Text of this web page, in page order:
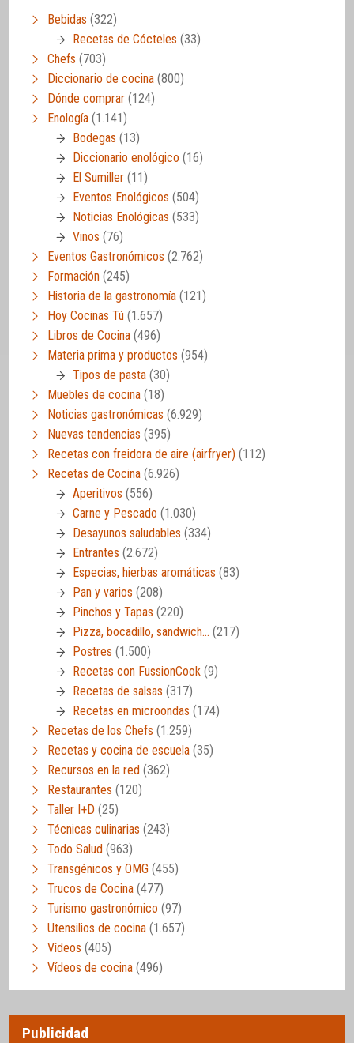
Bebidas (322)
Recetas de Cócteles (33)
Chefs (703)
Diccionario de cocina (800)
Dónde comprar (124)
Enología (1.141)
Bodegas (13)
Diccionario enológico (16)
El Sumiller (11)
Eventos Enológicos (504)
Noticias Enológicas (533)
Vinos (76)
Eventos Gastronómicos (2.762)
Formación (245)
Historia de la gastronomía (121)
Hoy Cocinas Tú (1.657)
Libros de Cocina (496)
Materia prima y productos (954)
Tipos de pasta (30)
Muebles de cocina (18)
Noticias gastronómicas (6.929)
Nuevas tendencias (395)
Recetas con freidora de aire (airfryer) (112)
Recetas de Cocina (6.926)
Aperitivos (556)
Carne y Pescado (1.030)
Desayunos saludables (334)
Entrantes (2.672)
Especias, hierbas aromáticas (83)
Pan y varios (208)
Pinchos y Tapas (220)
Pizza, bocadillo, sandwich… (217)
Postres (1.500)
Recetas con FussionCook (9)
Recetas de salsas (317)
Recetas en microondas (174)
Recetas de los Chefs (1.259)
Recetas y cocina de escuela (35)
Recursos en la red (362)
Restaurantes (120)
Taller I+D (25)
Técnicas culinarias (243)
Todo Salud (963)
Transgénicos y OMG (455)
Trucos de Cocina (477)
Turismo gastronómico (97)
Utensilios de cocina (1.657)
Vídeos (405)
Vídeos de cocina (496)
Publicidad